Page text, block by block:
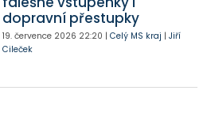
dopravní přestupky
19. července 2026 22:20 | Celý MS kraj | Jiří
Cileček